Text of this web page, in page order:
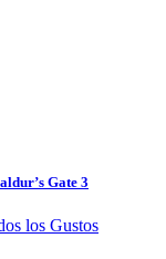
Gate 3
los Gustos